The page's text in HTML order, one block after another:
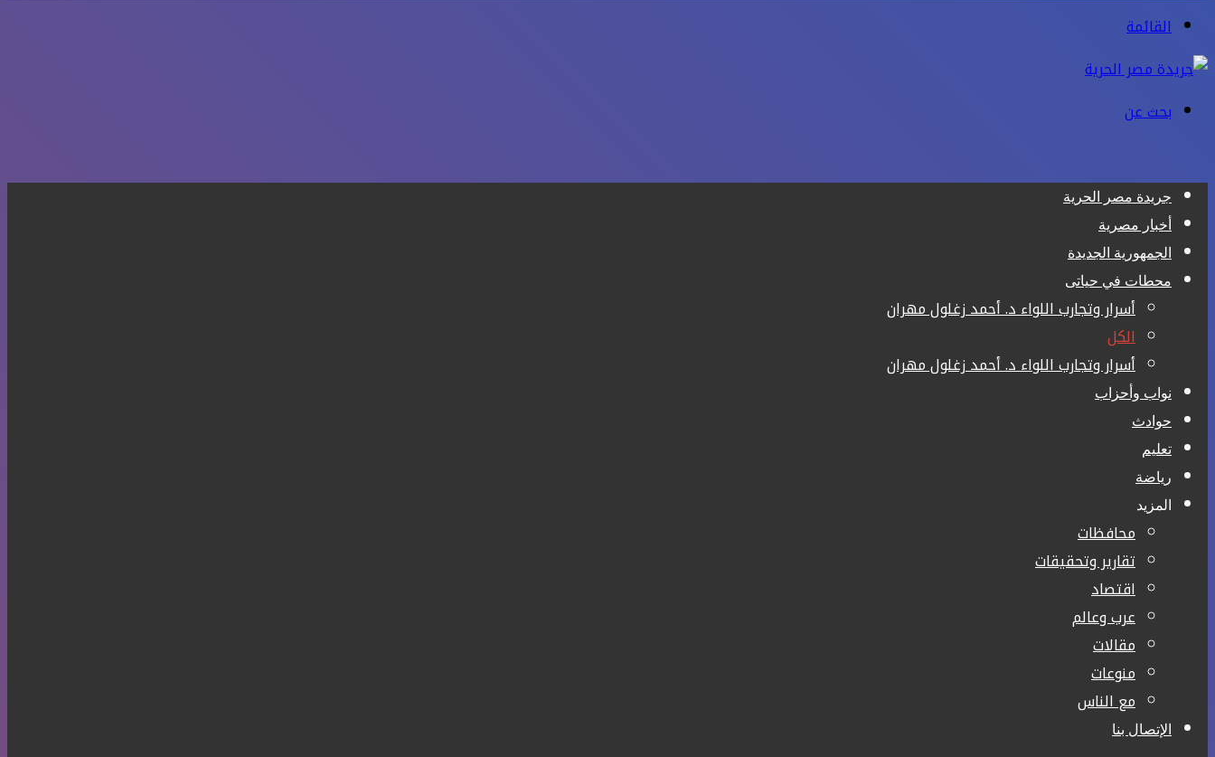
القائمة
بحث عن
جريدة مصر الحرية
أخبار مصرية
الجمهورية الجديدة
محطات في حياتى
أسرار وتجارب اللواء د. أحمد زغلول مهران
الكل
أسرار وتجارب اللواء د. أحمد زغلول مهران
نواب وأحزاب
حوادث
تعليم
رياضة
المزيد
محافظات
تقارير وتحقيقات
اقتصاد
عرب وعالم
مقالات
منوعات
مع الناس
الإتصال بنا